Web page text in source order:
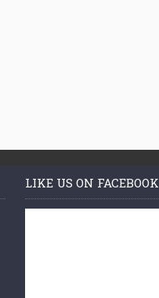
LIKE US ON FACEBOOK